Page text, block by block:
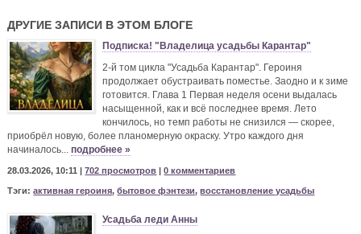
ДРУГИЕ ЗАПИСИ В ЭТОМ БЛОГЕ
Подписка! "Владелица усадьбы Карантар"
2-й том цикла "Усадьба Карантар". Героиня
продолжает обустраивать поместье. Заодно и к зиме
готовится. Глава 1 Первая неделя осени выдалась
насыщенной, как и всё последнее время. Лето
кончилось, но темп работы не снизился — скорее,
приобрёл новую, более планомерную окраску. Утро каждого дня
начиналось...подробнее »
28.03.2026, 10:11 |702 просмотров |0 комментариев
Тэги:активная героиня,бытовое фэнтези,восстановление усадьбы
Усадьба леди Анны